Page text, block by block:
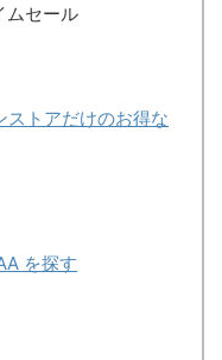
ムセール
ストアだけのお得な
を探す